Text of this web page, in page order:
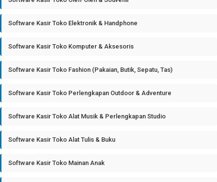
Software Kasir Toko Elektronik & Handphone
Software Kasir Toko Komputer & Aksesoris
Software Kasir Toko Fashion (Pakaian, Butik, Sepatu, Tas)
Software Kasir Toko Perlengkapan Outdoor & Adventure
Software Kasir Toko Alat Musik & Perlengkapan Studio
Software Kasir Toko Alat Tulis & Buku
Software Kasir Toko Mainan Anak